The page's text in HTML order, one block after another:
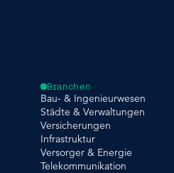
Branchen
Bau- & Ingenieurwesen
Städte & Verwaltungen
Versicherungen
Infrastruktur
Versorger & Energie
Telekommunikation